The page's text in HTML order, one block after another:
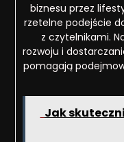
biznesu przez
rzetelne podejście
z czytelnikami.
rozwoju i
pomagają
Jak